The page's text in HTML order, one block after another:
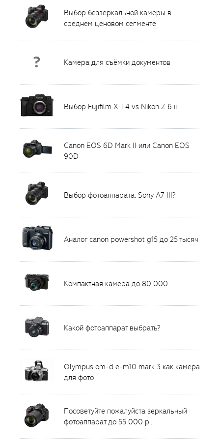
Выбор беззеркальной камеры в
среднем ценовом сегменте
? Камера для съёмки документов
Выбор Fujifilm X-T4 vs Nikon Z 6 ii
Canon EOS 6D Mark II или Canon EOS
90D
Выбор фотоаппарата. Sony A7 III?
Аналог canon powershot g15 до 25 тысяч
Компактная камера до 80 000
Какой фотоаппарат выбрать?
Olympus om-d e-m10 mark 3 как камера
для фото
Посоветуйте пожалуйста зеркальный
фотоаппарат до 55 000 р...